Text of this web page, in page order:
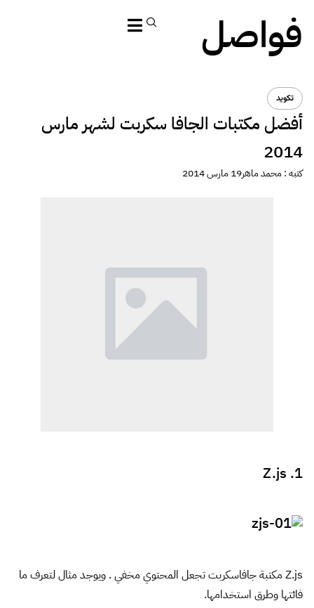
فواصل
تكويد
أفضل مكتبات الجافا سكربت لشهر مارس
2014
كتبه :محمد ماهر19 مارس 2014
1. Z.js
Z.js مكتبة جافاسكربت تجعل المحتوي مخفي . ويوجد مثال لتعرف ما
فائتها وطرق استخدامها.